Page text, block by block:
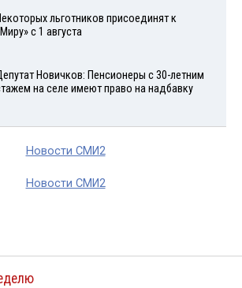
льготников присоединят к
с 1 августа
Новичков: Пенсионеры с 30-летним
на селе имеют право на надбавку
Новости СМИ2
Новости СМИ2